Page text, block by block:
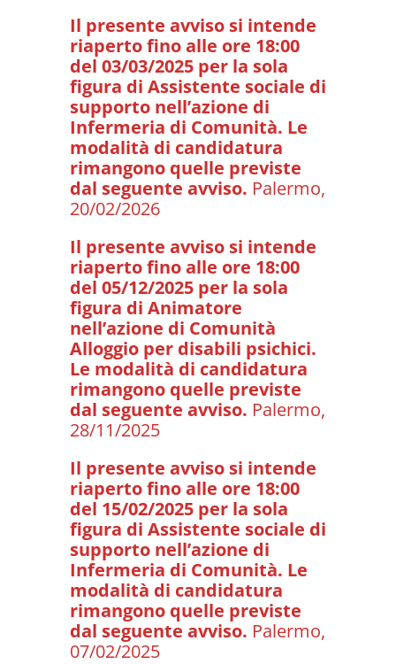
Il presente avviso si intende
riaperto fino alle ore 18:00
del 03/03/2025 per la sola
figura di Assistente sociale di
supporto nell’azione di
Infermeria di Comunità. Le
modalità di candidatura
rimangono quelle previste
dal seguente avviso. Palermo,
20/02/2026
Il presente avviso si intende
riaperto fino alle ore 18:00
del 05/12/2025 per la sola
figura di Animatore
nell’azione di Comunità
Alloggio per disabili psichici.
Le modalità di candidatura
rimangono quelle previste
dal seguente avviso. Palermo,
28/11/2025
Il presente avviso si intende
riaperto fino alle ore 18:00
del 15/02/2025 per la sola
figura di Assistente sociale di
supporto nell’azione di
Infermeria di Comunità. Le
modalità di candidatura
rimangono quelle previste
dal seguente avviso. Palermo,
07/02/2025